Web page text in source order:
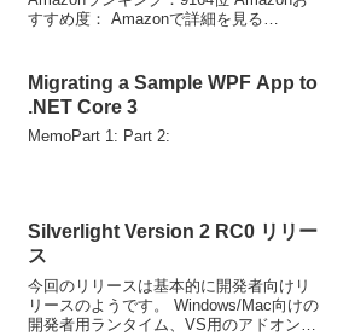
すすめ度： Amazonで詳細を見る
Migrating a Sample WPF App to
.NET Core 3
MemoPart 1: Part 2:
Silverlight Version 2 RC0 リリー
ス
今回のリリースは基本的に開発者向けリ
リースのようです。 Windows/Mac向けの
開発者用ランタイム、VS用のアドオン、